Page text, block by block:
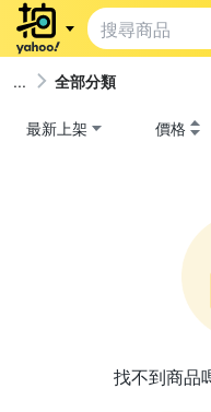
全部分類
最新上架 價格
找不到商品